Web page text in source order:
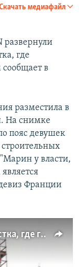
медиафайл
развернули
где
в
разместила в
На снимке
пояс девушек
у власти,
Франции
Femen протестовали возле участка, где голосовала Ле Пен